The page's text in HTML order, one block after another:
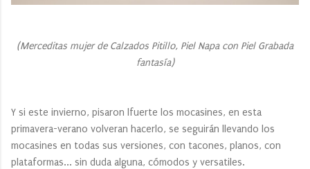
(Merceditas mujer de Calzados Pitillo, Piel Napa con Piel Grabada
fantasía)
Y si este invierno, pisaron lfuerte los mocasines, en esta
primavera-verano volveran hacerlo, se seguirán llevando los
mocasines en todas sus versiones, con tacones, planos, con
plataformas... sin duda alguna, cómodos y versatiles.